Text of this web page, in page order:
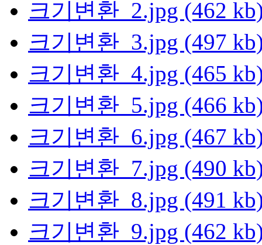
크기변환_2.jpg (462
크기변환_3.jpg (497
크기변환_4.jpg (465
크기변환_5.jpg (466
크기변환_6.jpg (467
크기변환_7.jpg (490
크기변환_8.jpg (491
크기변환_9.jpg (462